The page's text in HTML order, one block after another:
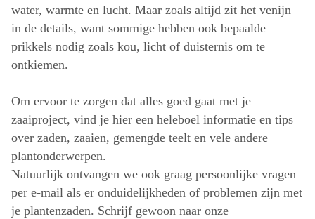
water, warmte en lucht. Maar zoals altijd zit het venijn
in de details, want sommige hebben ook bepaalde
prikkels nodig zoals kou, licht of duisternis om te
ontkiemen.
Om ervoor te zorgen dat alles goed gaat met je
zaaiproject, vind je hier een heleboel informatie en tips
over zaden, zaaien, gemengde teelt en vele andere
plantonderwerpen.
Natuurlijk ontvangen we ook graag persoonlijke vragen
per e-mail als er onduidelijkheden of problemen zijn met
je plantenzaden. Schrijf gewoon naar onze